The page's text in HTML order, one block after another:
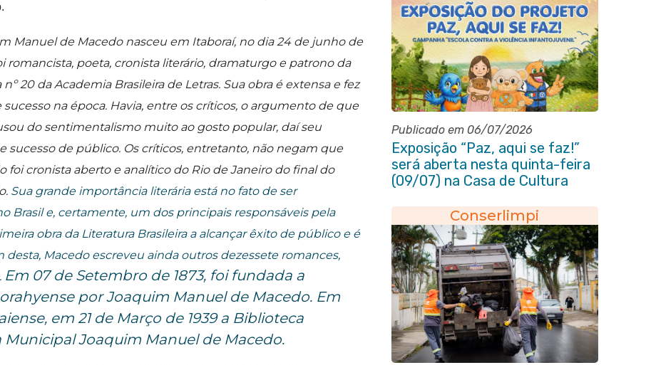
Manuel de Macedo nasceu em Itaboraí, no dia 24 de junho de
romancista, poeta, cronista literário, dramaturgo e patrono da
nº 20 da Academia Brasileira de Letras. Sua obra é extensa e fez
sucesso na época. Havia, entre os críticos, o argumento de que
do sentimentalismo muito ao gosto popular, daí seu
sucesso de público. Os críticos, entretanto, não negam que
foi cronista aberto e analítico do Rio de Janeiro do final do
Sua grande importância literária está no fato de ser
Brasil e, certamente, um dos principais responsáveis pela
obra da Literatura Brasileira a alcançar êxito de público e é
Macedo escreveu ainda outros dezessete romances,
Em 07 de Setembro de 1873, foi fundada a
por Joaquim Manuel de Macedo. Em
em 21 de Março de 1939 a Biblioteca
Joaquim Manuel de Macedo.
Publicado em 06/07/2026
Exposição “Paz, aqui se faz!”
será aberta nesta quinta-feira
(09/07) na Casa de Cultura
Conserlimpi